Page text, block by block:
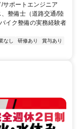
サポートエンジニア
、整備士（道路交通/陸
イク整備の実務経験者
なし 研修あり
賞与あり